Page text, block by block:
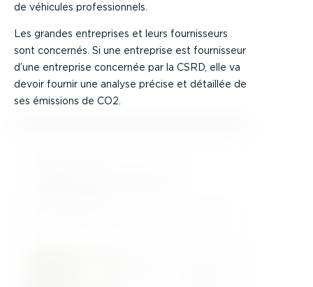
de véhicules professionnels.
Les grandes entreprises et leurs fournisseurs
sont concernés. Si une entreprise est fournisseur
d’une entreprise concernée par la CSRD, elle va
devoir fournir une analyse précise et détaillée de
ses émissions de CO2.